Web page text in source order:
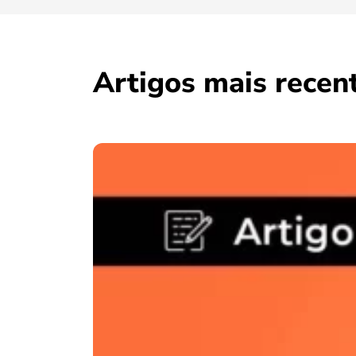
Artigos mais